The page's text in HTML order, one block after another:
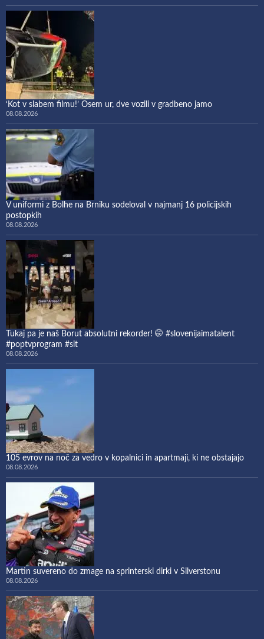
‘Kot v slabem filmu!’ Osem ur, dve vozili v gradbeno jamo
08.08.2026
V uniformi z Bolhe na Brniku sodeloval v najmanj 16 policijskih
postopkih
08.08.2026
Tukaj pa je naš Borut absolutni rekorder! 🤭 #slovenijaimatalent
#poptvprogram #sit
08.08.2026
105 evrov na noč za vedro v kopalnici in apartmaji, ki ne obstajajo
08.08.2026
Martin suvereno do zmage na sprinterski dirki v Silverstonu
08.08.2026